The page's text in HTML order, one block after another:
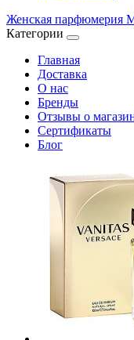
Женская парфюмерия
Категории
Главная
Доставка
О нас
Бренды
Отзывы о
Сертификаты
Блог